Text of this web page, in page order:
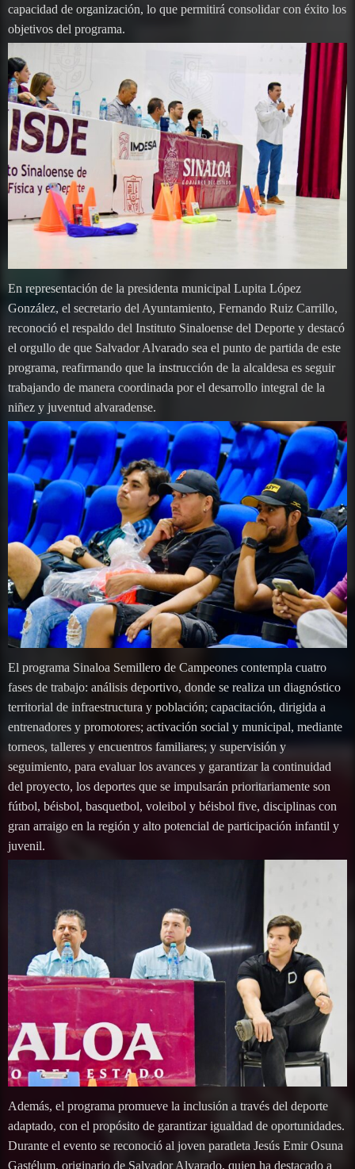
capacidad de organización, lo que permitirá consolidar con éxito los
objetivos del programa.
En representación de la presidenta municipal Lupita López
González, el secretario del Ayuntamiento, Fernando Ruiz Carrillo,
reconoció el respaldo del Instituto Sinaloense del Deporte y destacó
el orgullo de que Salvador Alvarado sea el punto de partida de este
programa, reafirmando que la instrucción de la alcaldesa es seguir
trabajando de manera coordinada por el desarrollo integral de la
niñez y juventud alvaradense.
El programa Sinaloa Semillero de Campeones contempla cuatro
fases de trabajo: análisis deportivo, donde se realiza un diagnóstico
territorial de infraestructura y población; capacitación, dirigida a
entrenadores y promotores; activación social y municipal, mediante
torneos, talleres y encuentros familiares; y supervisión y
seguimiento, para evaluar los avances y garantizar la continuidad
del proyecto, los deportes que se impulsarán prioritariamente son
fútbol, béisbol, basquetbol, voleibol y béisbol five, disciplinas con
gran arraigo en la región y alto potencial de participación infantil y
juvenil.
Además, el programa promueve la inclusión a través del deporte
adaptado, con el propósito de garantizar igualdad de oportunidades.
Durante el evento se reconoció al joven paratleta Jesús Emir Osuna
Gastélum, originario de Salvador Alvarado, quien ha destacado a